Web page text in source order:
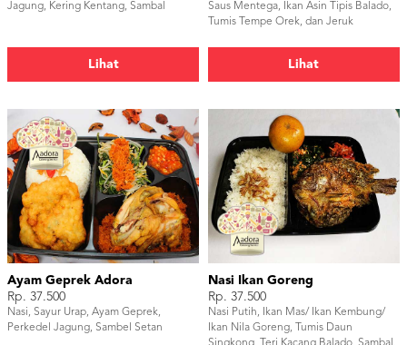
Jagung, Kering Kentang, Sambal
Lihat
Saus Mentega, Ikan Asin Tipis Balado,
Tumis Tempe Orek, dan Jeruk
Lihat
Ayam Geprek Adora
Rp. 37.500
Nasi, Sayur Urap, Ayam Geprek,
Perkedel Jagung, Sambel Setan
Nasi Ikan Goreng
Rp. 37.500
Nasi Putih, Ikan Mas/ Ikan Kembung/
Ikan Nila Goreng, Tumis Daun